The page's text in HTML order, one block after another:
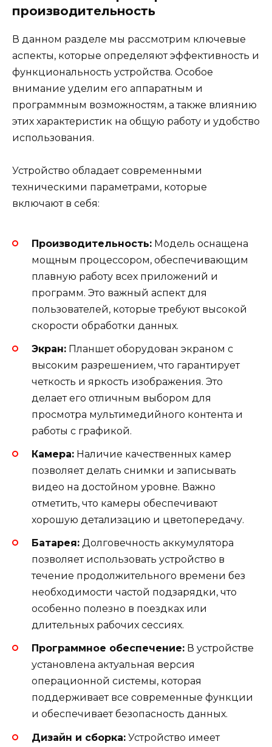
производительность
В данном разделе мы рассмотрим ключевые
аспекты, которые определяют эффективность и
функциональность устройства. Особое
внимание уделим его аппаратным и
программным возможностям, а также влиянию
этих характеристик на общую работу и удобство
использования.
Устройство обладает современными
техническими параметрами, которые
включают в себя:
Производительность: Модель оснащена
мощным процессором, обеспечивающим
плавную работу всех приложений и
программ. Это важный аспект для
пользователей, которые требуют высокой
скорости обработки данных.
Экран: Планшет оборудован экраном с
высоким разрешением, что гарантирует
четкость и яркость изображения. Это
делает его отличным выбором для
просмотра мультимедийного контента и
работы с графикой.
Камера: Наличие качественных камер
позволяет делать снимки и записывать
видео на достойном уровне. Важно
отметить, что камеры обеспечивают
хорошую детализацию и цветопередачу.
Батарея: Долговечность аккумулятора
позволяет использовать устройство в
течение продолжительного времени без
необходимости частой подзарядки, что
особенно полезно в поездках или
длительных рабочих сессиях.
Программное обеспечение: В устройстве
установлена актуальная версия
операционной системы, которая
поддерживает все современные функции
и обеспечивает безопасность данных.
Дизайн и сборка: Устройство имеет